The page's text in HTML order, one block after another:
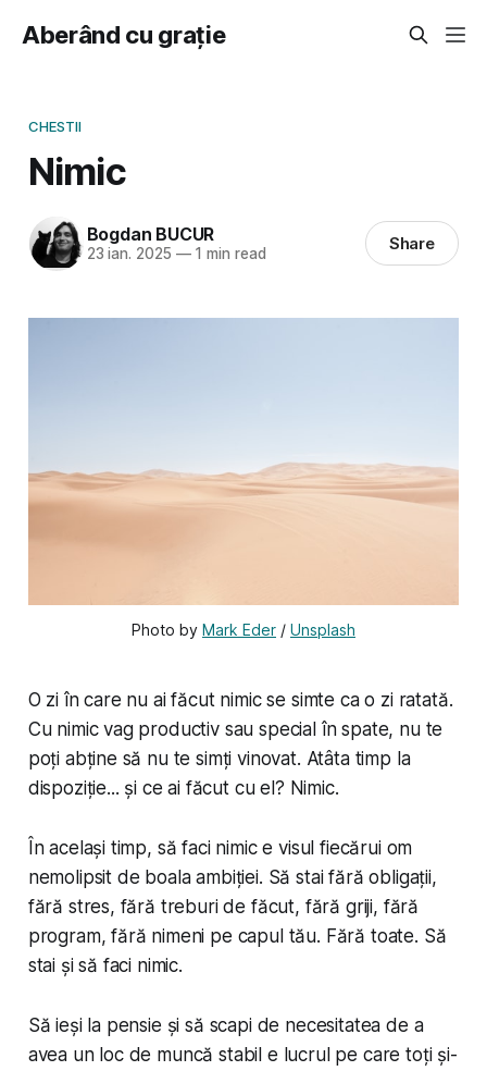
Aberând cu grație
CHESTII
Nimic
Bogdan BUCUR
23 ian. 2025 —1 min read Share
Photo by Mark Eder / Unsplash
O zi în care nu ai făcut nimic se simte ca o zi ratată.
Cu nimic vag productiv sau special în spate, nu te
poți abține să nu te simți vinovat. Atâta timp la
dispoziție... și ce ai făcut cu el? Nimic.
În același timp, să faci nimic e visul fiecărui om
nemolipsit de boala ambiției. Să stai fără obligații,
fără stres, fără treburi de făcut, fără griji, fără
program, fără nimeni pe capul tău. Fără toate. Să
stai și să faci nimic.
Să ieși la pensie și să scapi de necesitatea de a
avea un loc de muncă stabil e lucrul pe care toți și-